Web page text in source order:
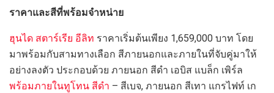
ราคาและสีที่พร้อมจำหน่าย
ฮุนได สตาร์เรีย อีลิท ราคาเริ่มต้นเพียง 1,659,000 บาท โดย
มาพร้อมกับสามทางเลือก สีภายนอกและภายในที่จับคู่มาให้
อย่างลงตัว ประกอบด้วย ภายนอก สีดำ เอบิส แบล็ก เพิร์ล
พร้อมภายในทูโทน สีดำ – สีเบจ, ภายนอก สีเทา แกรไฟท์ เก